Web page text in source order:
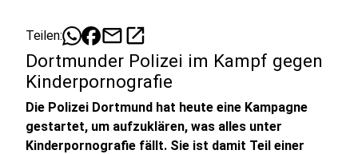
Teilen: mailopen_in_new
Dortmunder Polizei im Kampf gegen
Kinderpornografie
Die Polizei Dortmund hat heute eine Kampagne
gestartet, um aufzuklären, was alles unter
Kinderpornografie fällt. Sie ist damit Teil einer